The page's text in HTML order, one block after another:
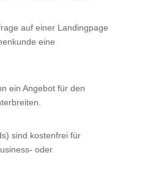
auf einer Landingpage
eine
ein Angebot für den
sind kostenfrei für
oder